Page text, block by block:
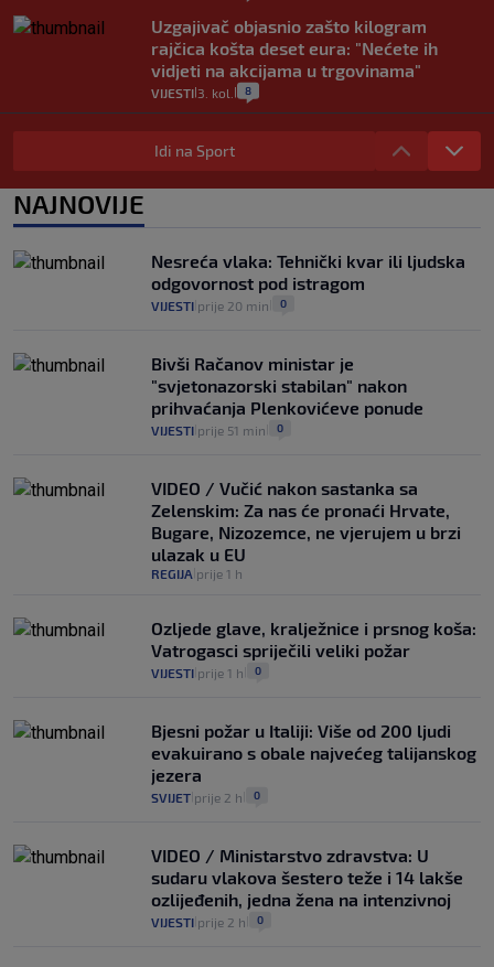
Uzgajivač objasnio zašto kilogram
rajčica košta deset eura: "Nećete ih
vidjeti na akcijama u trgovinama"
VIJESTI 3. kol. 8
Selidba je jedno od stresnijih iskustava.
Evo aktualnih cijena i nekoliko savjeta
VIJESTI 2. kol. 0
automobilom na Hvar iz Zagreba, a
koliko iz Osijeka
VIJESTI 2. kol. 14
Idi na Sport
NAJNOVIJE
Nesreća vlaka: Tehnički kvar ili ljudska
odgovornost pod istragom
VIJESTI prije 20 min 0
Bivši Račanov ministar je
"svjetonazorski stabilan" nakon
prihvaćanja Plenkovićeve ponude
VIJESTI prije 51 min 0
VIDEO / Vučić nakon sastanka sa
Zelenskim: Za nas će pronaći Hrvate,
Bugare, Nizozemce, ne vjerujem u brzi
ulazak u EU
REGIJA prije 1 h
Ozljede glave, kralježnice i prsnog koša:
Vatrogasci spriječili veliki požar
VIJESTI prije 1 h 0
Bjesni požar u Italiji: Više od 200 ljudi
evakuirano s obale najvećeg talijanskog
jezera
SVIJET prije 2 h 0
VIDEO / Ministarstvo zdravstva: U
sudaru vlakova šestero teže i 14 lakše
ozlijeđenih, jedna žena na intenzivnoj
VIJESTI prije 2 h 0